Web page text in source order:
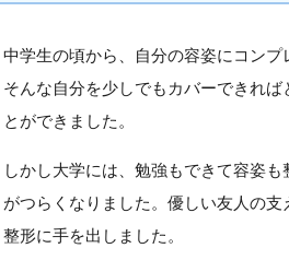
中学生の頃から、自分の容姿にコンプ
そんな自分を少しでもカバーできれ
とができました。
しかし大学には、勉強もできて容姿
がつらくなりました。優しい友人の
整形に手を出しました。